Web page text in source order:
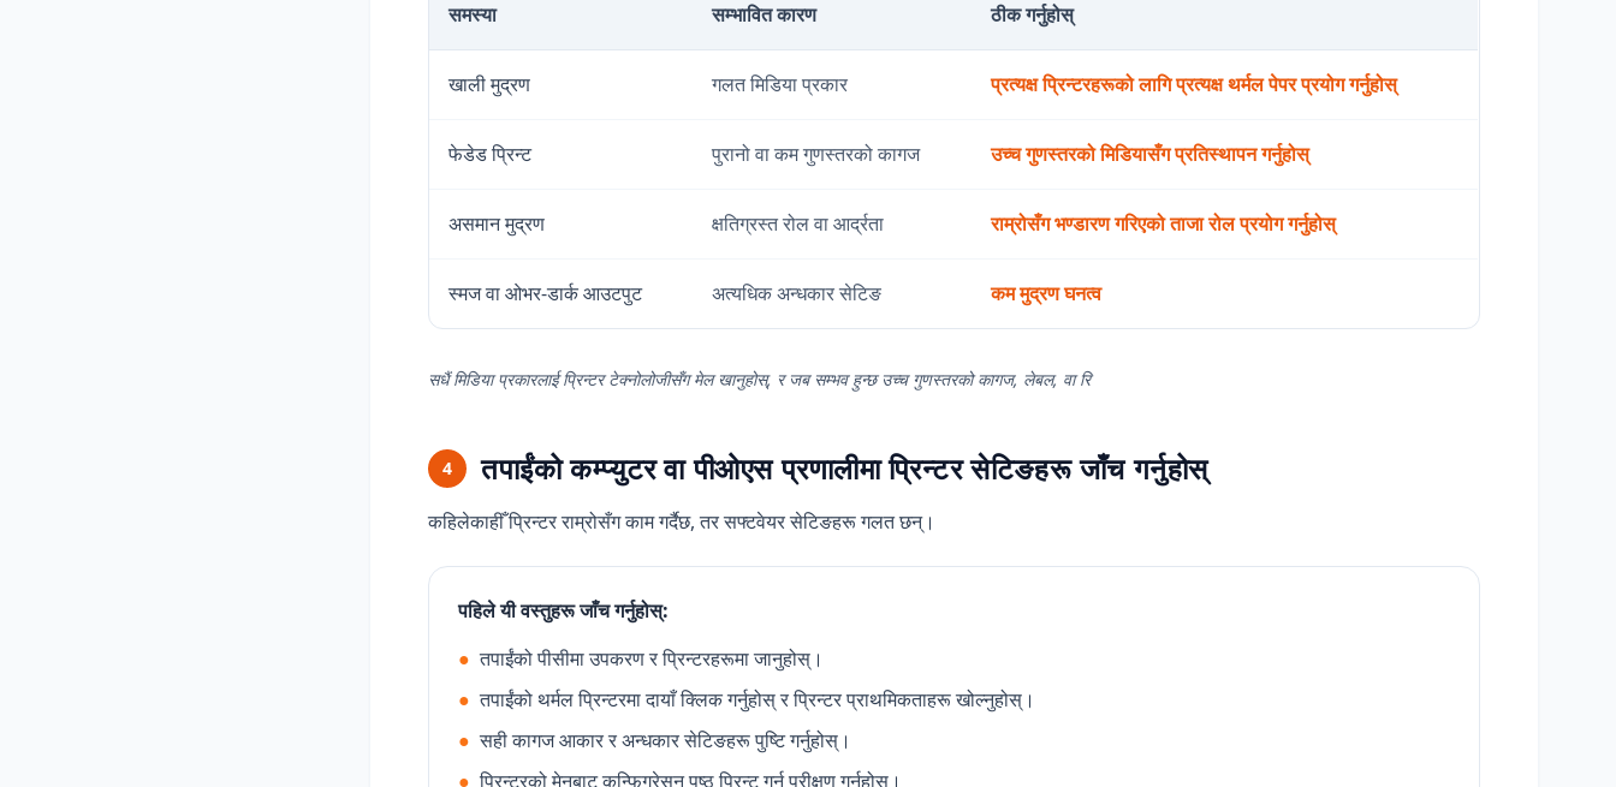
समस्या सम्भावित कारण ठीक गर्नुहोस्
खाली मुद्रण गलत मिडिया प्रकार प्रत्यक्ष प्रिन्टरहरूको लागि प्रत्यक्ष थर्मल पेपर प्रयोग गर्नुहोस्
फेडेड प्रिन्ट पुरानो वा कम गुणस्तरको कागज उच्च गुणस्तरको मिडियासँग प्रतिस्थापन गर्नुहोस्
असमान मुद्रण क्षतिग्रस्त रोल वा आर्द्रता राम्रोसँग भण्डारण गरिएको ताजा रोल प्रयोग गर्नुहोस्
स्मज वा ओभर-डार्क आउटपुट अत्यधिक अन्धकार सेटिङ कम मुद्रण घनत्व
सधैं मिडिया प्रकारलाई प्रिन्टर टेक्नोलोजीसँग मेल खानुहोस्, र जब सम्भव हुन्छ उच्च गुणस्तरको कागज, लेबल, वा रि
4 तपाईंको कम्प्युटर वा पीओएस प्रणालीमा प्रिन्टर सेटिङहरू जाँच गर्नुहोस्
कहिलेकाहीँ प्रिन्टर राम्रोसँग काम गर्दैछ, तर सफ्टवेयर सेटिङहरू गलत छन्।
पहिले यी वस्तुहरू जाँच गर्नुहोस्:
● तपाईंको पीसीमा उपकरण र प्रिन्टरहरूमा जानुहोस्।
● तपाईंको थर्मल प्रिन्टरमा दायाँ क्लिक गर्नुहोस् र प्रिन्टर प्राथमिकताहरू खोल्नुहोस्।
● सही कागज आकार र अन्धकार सेटिङहरू पुष्टि गर्नुहोस्।
● प्रिन्टरको मेनुबाट कन्फिगरेसन पृष्ठ प्रिन्ट गर्न परीक्षण गर्नुहोस्।